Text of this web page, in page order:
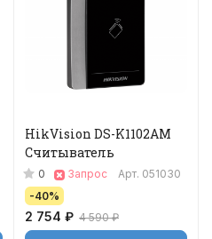
HikVision DS-K1102AM
Считыватель
0 Запрос Арт. 051030
-40%
2 754 ₽ 4 590 ₽